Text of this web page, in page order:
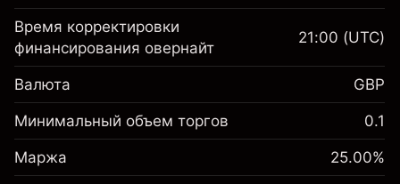
Маржа. Ваши
инвестиции
£1,000.00
Корректировка за
овернайт
Сборы рассчитываются от
полной стоимости позиции
%
(-£0.85)
Маржа. Ваши
инвестиции
£1,000.00
Время корректировки
финансирования овернайт
21:00 (UTC)
Валюта GBP
Минимальный объем торгов 0.1
Маржа 25.00%